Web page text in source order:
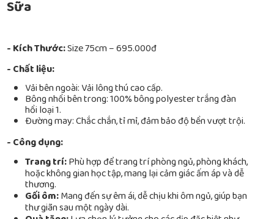
Sữa
- Kích Thước:Size 75cm – 695.000đ
- Chất liệu:
Vải bên ngoài: Vải lông thú cao cấp.
Bông nhồi bên trong: 100% bông polyester trắng đàn
hồi loại 1.
Đường may: Chắc chắn, tỉ mỉ, đảm bảo độ bền vượt trội.
- Công dụng:
Trang trí:Phù hợp để trang trí phòng ngủ, phòng khách,
hoặc không gian học tập, mang lại cảm giác ấm áp và dễ
thương.
Gối ôm:Mang đến sự êm ái, dễ chịu khi ôm ngủ, giúp bạn
thư giãn sau một ngày dài.